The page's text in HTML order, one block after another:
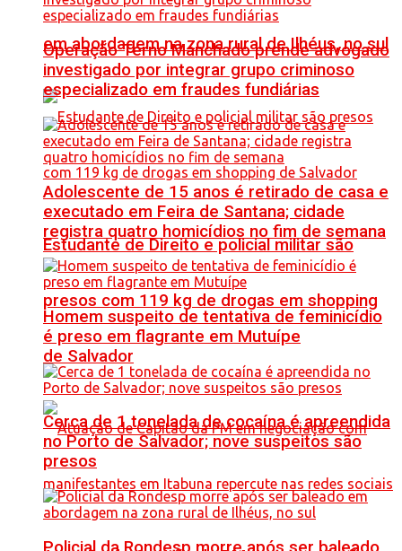
em abordagem na zona rural de Ilhéus, no sul
Estudante de Direito e policial militar são
presos com 119 kg de drogas em shopping
de Salvador
Operação Terno Manchado prende advogado
investigado por integrar grupo criminoso
especializado em fraudes fundiárias
Adolescente de 15 anos é retirado de casa e
executado em Feira de Santana; cidade
registra quatro homicídios no fim de semana
Homem suspeito de tentativa de feminicídio
é preso em flagrante em Mutuípe
Cerca de 1 tonelada de cocaína é apreendida
no Porto de Salvador; nove suspeitos são
presos